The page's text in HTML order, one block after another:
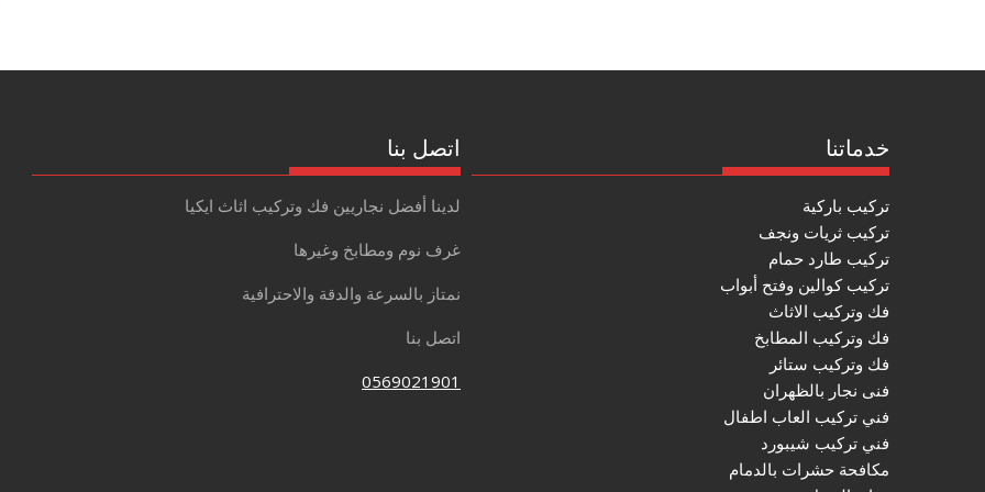
خدماتنا
تركيب باركية
تركيب ثريات ونجف
تركيب طارد حمام
تركيب كوالين وفتح أبواب
فك وتركيب الاثاث
فك وتركيب المطابخ
فك وتركيب ستائر
فنى نجار بالظهران
فني تركيب العاب اطفال
فني تركيب شيبورد
مكافحة حشرات بالدمام
اتصل بنا
لدينا أفضل نجاريين فك وتركيب اثاث ايكيا
غرف نوم ومطابخ وغيرها
نمتاز بالسرعة والدقة والاحترافية
اتصل بنا
0569021901